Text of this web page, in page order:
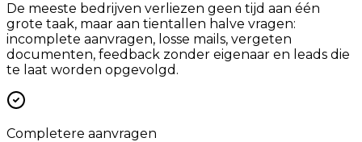
De meeste bedrijven verliezen geen tijd aan één
grote taak, maar aan tientallen halve vragen:
incomplete aanvragen, losse mails, vergeten
documenten, feedback zonder eigenaar en leads die
te laat worden opgevolgd.
Completere aanvragen